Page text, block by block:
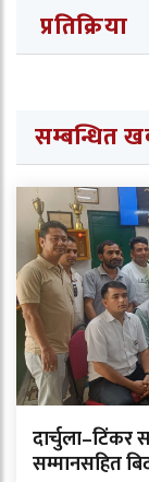
प्रतिक्रिया
सम्बन्धित
सम्मानसहित